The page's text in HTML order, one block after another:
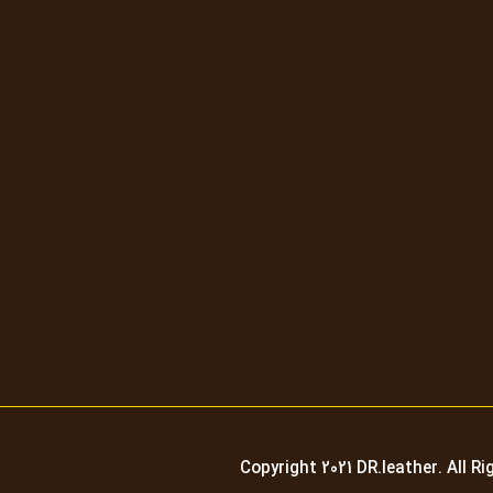
Copyright 2021 DR.leather. All